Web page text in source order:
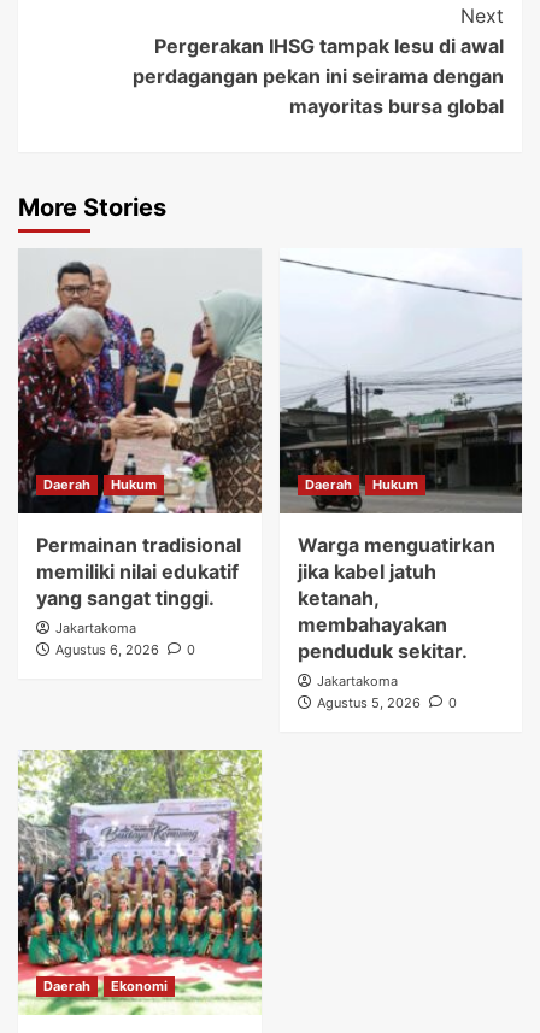
Next
Pergerakan IHSG tampak lesu di awal
perdagangan pekan ini seirama dengan
mayoritas bursa global
More Stories
Daerah Hukum
Permainan tradisional
memiliki nilai edukatif
yang sangat tinggi.
Jakartakoma
Agustus 6, 2026
0
Daerah Hukum
Warga menguatirkan
jika kabel jatuh
ketanah,
membahayakan
penduduk sekitar.
Jakartakoma
Agustus 5, 2026
0
Daerah Ekonomi